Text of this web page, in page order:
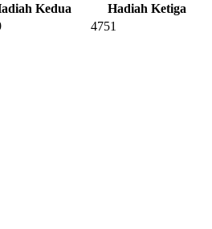
Kedua
Hadiah Ketiga
4751